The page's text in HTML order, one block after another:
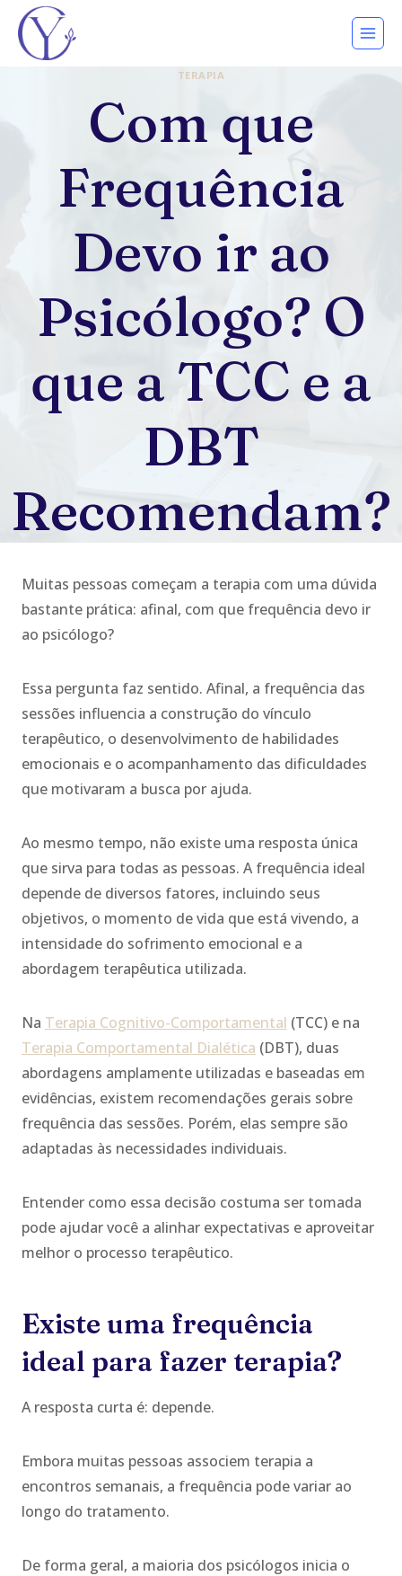
Pular
para
TERAPIA
Com que
Frequência
Devo ir ao
Psicólogo? O
que a TCC e a
DBT
Recomendam?
Muitas pessoas começam a terapia com uma dúvida
bastante prática: afinal, com que frequência devo ir
ao psicólogo?
Essa pergunta faz sentido. Afinal, a frequência das
sessões influencia a construção do vínculo
terapêutico, o desenvolvimento de habilidades
emocionais e o acompanhamento das dificuldades
que motivaram a busca por ajuda.
Ao mesmo tempo, não existe uma resposta única
que sirva para todas as pessoas. A frequência ideal
depende de diversos fatores, incluindo seus
objetivos, o momento de vida que está vivendo, a
intensidade do sofrimento emocional e a
abordagem terapêutica utilizada.
Na Terapia Cognitivo-Comportamental (TCC) e na
Terapia Comportamental Dialética (DBT), duas
abordagens amplamente utilizadas e baseadas em
evidências, existem recomendações gerais sobre
frequência das sessões. Porém, elas sempre são
adaptadas às necessidades individuais.
Entender como essa decisão costuma ser tomada
pode ajudar você a alinhar expectativas e aproveitar
melhor o processo terapêutico.
Existe uma frequência
ideal para fazer terapia?
A resposta curta é: depende.
Embora muitas pessoas associem terapia a
encontros semanais, a frequência pode variar ao
longo do tratamento.
De forma geral, a maioria dos psicólogos inicia o